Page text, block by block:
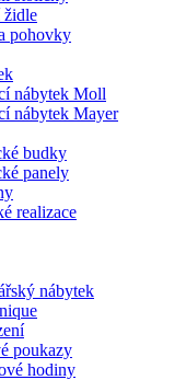
židle
pohovky
nábytek Moll
nábytek Mayer
budky
panely
realizace
nábytek
poukazy
hodiny